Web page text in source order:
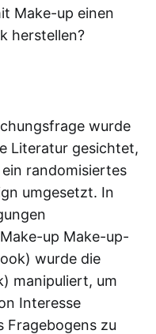
Make-up einen
herstellen?
wurde
Literatur gesichtet,
randomisiertes
umgesetzt. In
up Make-up-
wurde die
manipuliert, um
Interesse
Fragebogens zu